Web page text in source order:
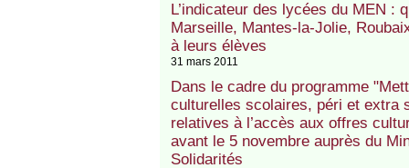
L’indicateur des lycées du MEN :
Marseille, Mantes-la-Jolie,
à leurs élèves
31 mars 2011
Dans le cadre du programme
culturelles scolaires, péri et extra
relatives à l’accès aux offres
avant le 5 novembre auprès du
Solidarités